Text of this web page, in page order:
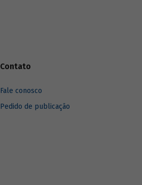
Contato
Fale conosco
Pedido de publicação